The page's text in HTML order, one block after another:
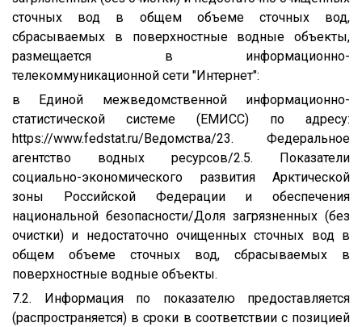
сточных вод в общем объеме сточных вод,
сбрасываемых в поверхностные водные объекты,
размещается в информационно-
телекоммуникационной сети "Интернет":
в Единой межведомственной информационно-
статистической системе (ЕМИСС) по адресу:
https://www.fedstat.ru/Ведомства/23. Федеральное
агентство водных ресурсов/2.5. Показатели
социально-экономического развития Арктической
зоны Российской Федерации и обеспечения
национальной безопасности/Доля загрязненных (без
очистки) и недостаточно очищенных сточных вод в
общем объеме сточных вод, сбрасываемых в
поверхностные водные объекты.
7.2. Информация по показателю предоставляется
(распространяется) в сроки в соответствии с позицией